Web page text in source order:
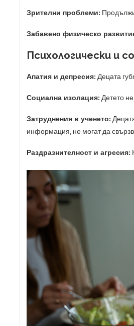
Зрителни проблеми:
Забавено физическо
Психологически и
Апатия и депресия: Децата
Социална изолация: Детето
Затруднения в ученето:
информация, не могат да
Раздразнителност и агресия: